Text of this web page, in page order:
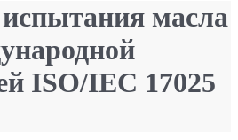
масла
ISO/IEC 17025